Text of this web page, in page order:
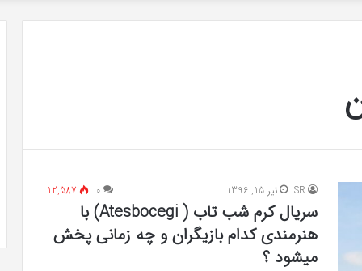
SR تیر 15, 1396 ۰ 12,587
سریال کرم شب تاب ( Atesbocegi) با
هنرمندی کدام بازیگران و چه زمانی پخش
میشود ؟
ویلی چگونه انجام
جادار
«کمد
پازلی»
خرید مدل کمد دیواری شیک و جادار از
«کمد پازلی»